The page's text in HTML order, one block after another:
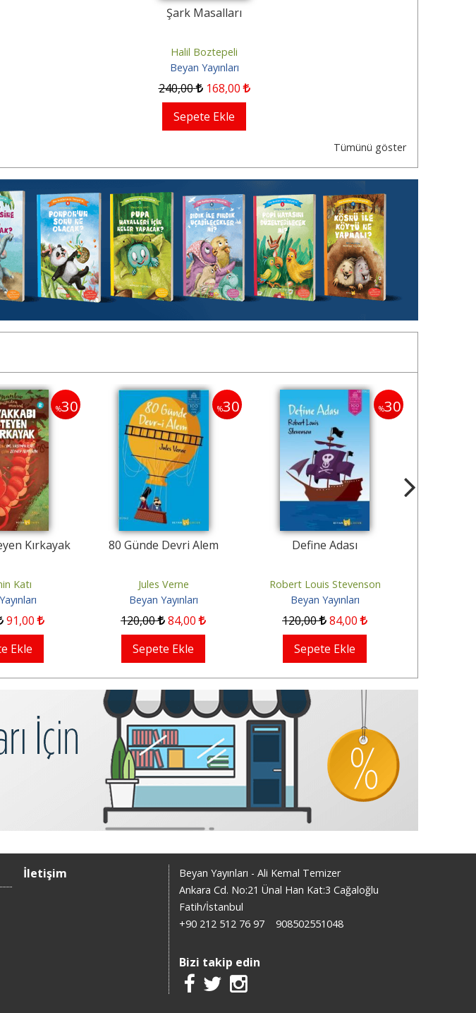
Şark Masalları
Halil Boztepeli
Beyan Yayınları
240,00 168,00
Sepete Ekle
Tümünü göster
%30
Kırkayak
Katı
91,00
Ekle
%30
80 Günde Devri Alem
Jules Verne
Beyan Yayınları
120,00 84,00
Sepete Ekle
%30
Define Adası
Robert Louis Stevenson
Beyan Yayınları
120,00 84,00
Sepete Ekle
İletişim
Beyan Yayınları - Ali Kemal Temizer
Ankara Cd. No:21 Ünal Han Kat:3 Cağaloğlu
Fatih/İstanbul
+90 212 512 76 97
908502551048
Bizi takip edin